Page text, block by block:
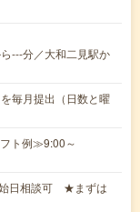
---分／大和二見駅か
毎月提出（日数と曜
ト例≫9:00～
始日相談可 ★まずは